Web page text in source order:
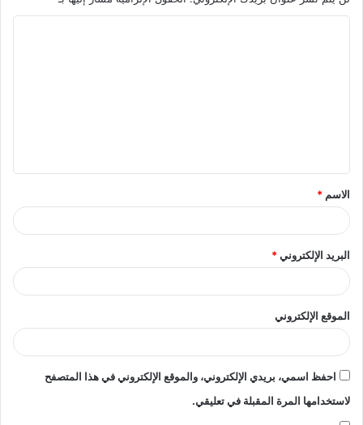
ق
*
الاسم *
البريد الإلكتروني*
الموقع الإلكتروني
احفظ اسمي، بريدي الإلكتروني، والموقع الإلكتروني في هذا المتصفح
لاستخدامها المرة المقبلة في تعليقي.